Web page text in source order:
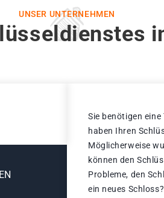
UNSER UNTERNEHMEN
Sie benötigen
haben Ihren
Möglicherweise
können den
Probleme, den
ein neues